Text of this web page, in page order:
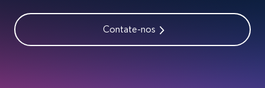
Category id, Product id, Product name, Price,
Currency, Colour code, Colour, Description, and
Contate-nos